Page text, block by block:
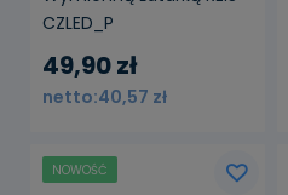
CZLED_P
49,90 zł
40,57 zł
NOWOŚĆ